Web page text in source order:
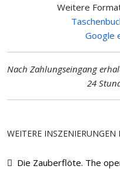
Weitere
Google
Nach Zahlungseingang
24
WEITERE
Die Zauberflöte. The